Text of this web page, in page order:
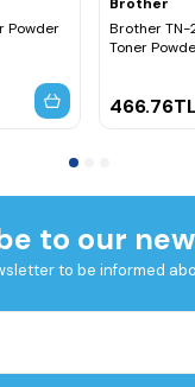
Powder
Brother
Toner
466.76TL
to our
to be informed